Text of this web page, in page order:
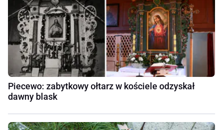
Piecewo: zabytkowy ołtarz w kościele odzyskał
dawny blask